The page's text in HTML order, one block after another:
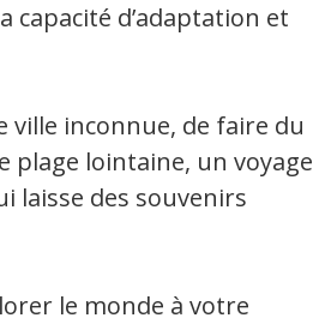
d’adaptation et
ville inconnue, de faire du
lointaine, un voyage
laisse des souvenirs
le monde à votre